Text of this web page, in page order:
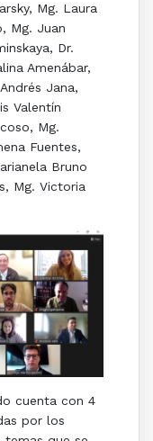
Mg. Laura
Mg. Juan
Dr.
Amenábar,
Jana,
Valentín
Mg.
Fuentes,
Bruno
Mg. Victoria
cuenta con 4
por los